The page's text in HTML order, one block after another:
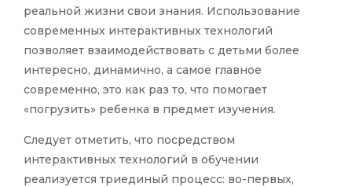
реальной жизни свои знания. Использование
современных интерактивных технологий
позволяет взаимодействовать с детьми более
интересно, динамично, а самое главное
современно, это как раз то, что помогает
«погрузить» ребенка в предмет изучения.
Следует отметить, что посредством
интерактивных технологий в обучении
реализуется триединый процесс: во-первых,